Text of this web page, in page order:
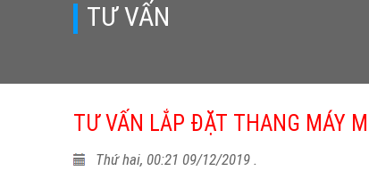
TƯ VẤN
TƯ VẤN LẮP ĐẶT THANG MÁY
Thứ hai, 00:21 09/12/2019 .